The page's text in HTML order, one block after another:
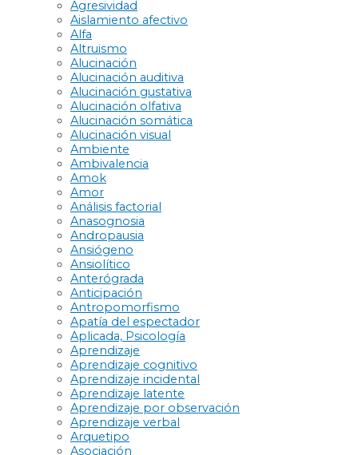
Agresividad
Aislamiento afectivo
Alfa
Altruismo
Alucinación
Alucinación auditiva
Alucinación gustativa
Alucinación olfativa
Alucinación somática
Alucinación visual
Ambiente
Ambivalencia
Amok
Amor
Análisis factorial
Anasognosia
Andropausia
Ansiógeno
Ansiolítico
Anterógrada
Anticipación
Antropomorfismo
Apatía del espectador
Aplicada, Psicología
Aprendizaje
Aprendizaje cognitivo
Aprendizaje incidental
Aprendizaje latente
Aprendizaje por observación
Aprendizaje verbal
Arquetipo
Asociación